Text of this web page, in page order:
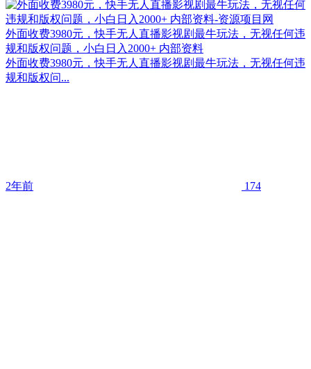
外面收费3980元，快手无人直播影视剧最牛玩法，无视任何违
规和版权问题，小白日入2000+ 内部资料
外面收费3980元，快手无人直播影视剧最牛玩法，无视任何违
规和版权问...
2年前 174